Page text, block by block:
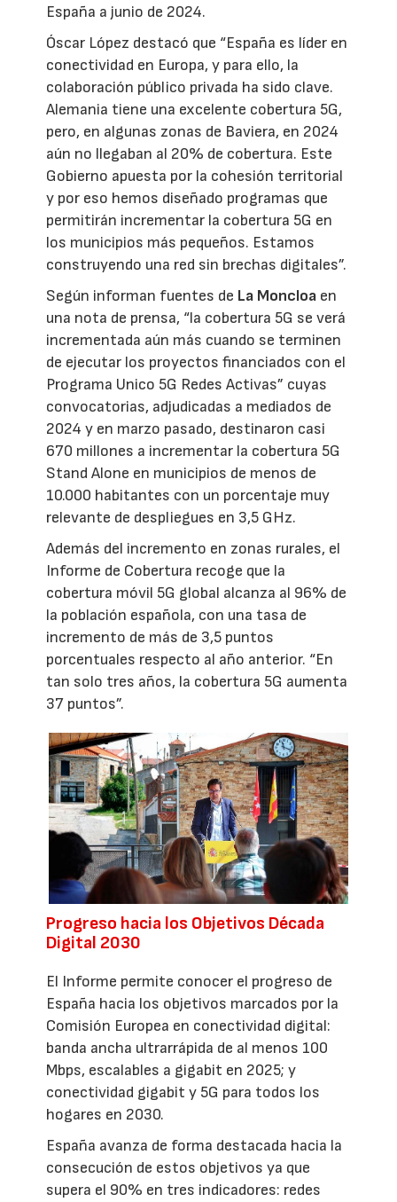
España a junio de 2024.
Óscar López destacó que “España es líder en
conectividad en Europa, y para ello, la
colaboración público privada ha sido clave.
Alemania tiene una excelente cobertura 5G,
pero, en algunas zonas de Baviera, en 2024
aún no llegaban al 20% de cobertura. Este
Gobierno apuesta por la cohesión territorial
y por eso hemos diseñado programas que
permitirán incrementar la cobertura 5G en
los municipios más pequeños. Estamos
construyendo una red sin brechas digitales”.
Según informan fuentes de La Moncloa en
una nota de prensa, “la cobertura 5G se verá
incrementada aún más cuando se terminen
de ejecutar los proyectos financiados con el
Programa Unico 5G Redes Activas” cuyas
convocatorias, adjudicadas a mediados de
2024 y en marzo pasado, destinaron casi
670 millones a incrementar la cobertura 5G
Stand Alone en municipios de menos de
10.000 habitantes con un porcentaje muy
relevante de despliegues en 3,5 GHz.
Además del incremento en zonas rurales, el
Informe de Cobertura recoge que la
cobertura móvil 5G global alcanza al 96% de
la población española, con una tasa de
incremento de más de 3,5 puntos
porcentuales respecto al año anterior. “En
tan solo tres años, la cobertura 5G aumenta
37 puntos”.
Progreso hacia los Objetivos Década
Digital 2030
El Informe permite conocer el progreso de
España hacia los objetivos marcados por la
Comisión Europea en conectividad digital:
banda ancha ultrarrápida de al menos 100
Mbps, escalables a gigabit en 2025; y
conectividad gigabit y 5G para todos los
hogares en 2030.
España avanza de forma destacada hacia la
consecución de estos objetivos ya que
supera el 90% en tres indicadores: redes